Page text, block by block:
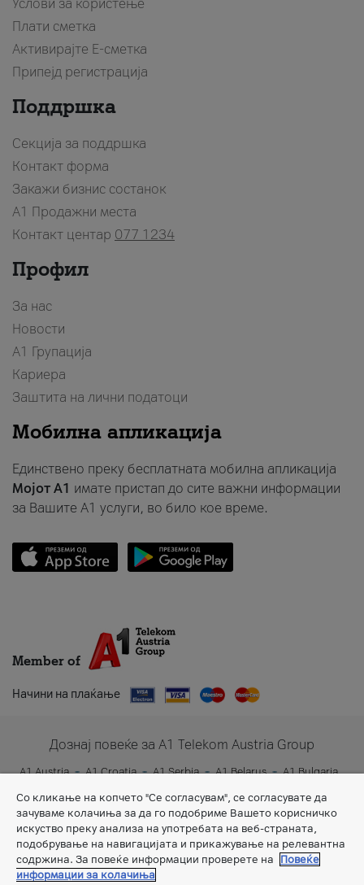
Услови за користење
Плати сметка
Активирајте Е-сметка
Припејд регистрација
Поддршка
Секција за поддршка
Контакт форма
Закажи бизнис состанок
A1 Продажни места
Контакт центар 077 1234
Профил
За нас
Новости
А1 Групација
Кариера
Заштита на лични податоци
Мобилна апликација
Единствено преку бесплатната мобилна апликација
Мојот A1 имате пристап до сите важни информации
за Вашите A1 услуги, во било кое време.
Member of
Начини на плаќање
Дознај повеќе за A1 Telekom Austria Group
A1 Austria A1 Croatia A1 Serbia A1 Belarus
A1 Bulgaria
A1 Slovenia
A1 Digital
Со кликање на копчето "Се согласувам", се согласувате да
зачуваме колачиња за да го подобриме Вашето корисничко
искуство преку анализа на употребата на веб-страната,
подобрување на навигацијата и прикажување на релевантна
содржина. За повеќе информации проверете на
Повеќе
информации за колачиња